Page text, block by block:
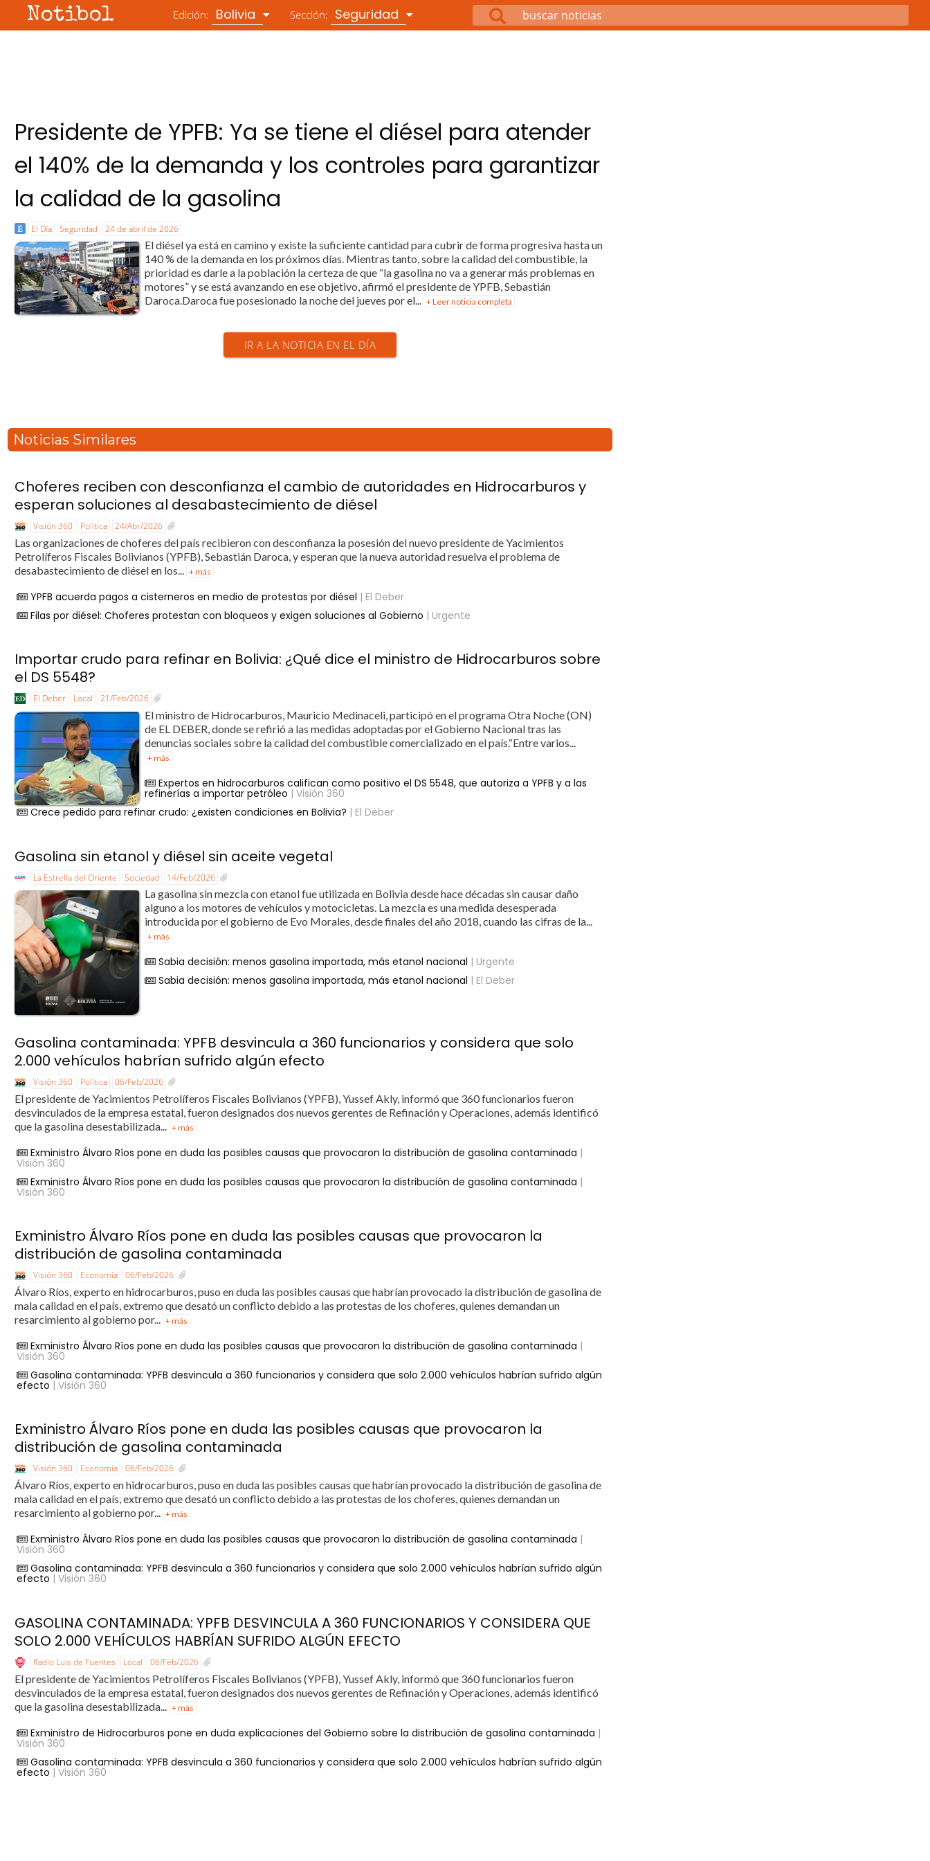
Notibol Edición: Bolivia Sección: Seguridad
Presidente de YPFB: Ya se tiene el diésel para atender
el 140% de la demanda y los controles para garantizar
la calidad de la gasolina
El Día Seguridad 24 de abril de 2026
El diésel ya está en camino y existe la suficiente cantidad para cubrir de forma progresiva hasta un
140 % de la demanda en los próximos días. Mientras tanto, sobre la calidad del combustible, la
prioridad es darle a la población la certeza de que “la gasolina no va a generar más problemas en
motores” y se está avanzando en ese objetivo, afirmó el presidente de YPFB, Sebastián
Daroca.Daroca fue posesionado la noche del jueves por el... + Leer noticia completa
IR A LA NOTICIA EN EL DÍA
Noticias Similares
Choferes reciben con desconfianza el cambio de autoridades en Hidrocarburos y
esperan soluciones al desabastecimiento de diésel
Visión 360 Política 24/Abr/2026
Las organizaciones de choferes del país recibieron con desconfianza la posesión del nuevo presidente de Yacimientos
Petrolíferos Fiscales Bolivianos (YPFB), Sebastián Daroca, y esperan que la nueva autoridad resuelva el problema de
desabastecimiento de diésel en los...
+ más
YPFB acuerda pagos a cisterneros en medio de protestas por diésel | El Deber
Filas por diésel: Choferes protestan con bloqueos y exigen soluciones al Gobierno | Urgente
Importar crudo para refinar en Bolivia: ¿Qué dice el ministro de Hidrocarburos sobre
el DS 5548?
El Deber Local 21/Feb/2026
El ministro de Hidrocarburos, Mauricio Medinaceli, participó en el programa Otra Noche (ON)
de EL DEBER, donde se refirió a las medidas adoptadas por el Gobierno Nacional tras las
denuncias sociales sobre la calidad del combustible comercializado en el país.“Entre varios...
+ más
Expertos en hidrocarburos califican como positivo el DS 5548, que autoriza a YPFB y a las
refinerías a importar petróleo | Visión 360
Crece pedido para refinar crudo: ¿existen condiciones en Bolivia? | El Deber
Gasolina sin etanol y diésel sin aceite vegetal
La Estrella del Oriente Sociedad 14/Feb/2026
La gasolina sin mezcla con etanol fue utilizada en Bolivia desde hace décadas sin causar daño
alguno a los motores de vehículos y motocicletas. La mezcla es una medida desesperada
introducida por el gobierno de Evo Morales, desde finales del año 2018, cuando las cifras de la...
+ más
Sabia decisión: menos gasolina importada, más etanol nacional | Urgente
Sabia decisión: menos gasolina importada, más etanol nacional | El Deber
Gasolina contaminada: YPFB desvincula a 360 funcionarios y considera que solo
2.000 vehículos habrían sufrido algún efecto
Visión 360 Política 06/Feb/2026
El presidente de Yacimientos Petrolíferos Fiscales Bolivianos (YPFB), Yussef Akly, informó que 360 funcionarios fueron
desvinculados de la empresa estatal, fueron designados dos nuevos gerentes de Refinación y Operaciones, además identificó
que la gasolina desestabilizada...
+ más
Exministro Álvaro Ríos pone en duda las posibles causas que provocaron la distribución de gasolina contaminada |
Visión 360
Exministro Álvaro Ríos pone en duda las posibles causas que provocaron la distribución de gasolina contaminada |
Visión 360
Exministro Álvaro Ríos pone en duda las posibles causas que provocaron la
distribución de gasolina contaminada
Visión 360 Economía 06/Feb/2026
Álvaro Ríos, experto en hidrocarburos, puso en duda las posibles causas que habrían provocado la distribución de gasolina de
mala calidad en el país, extremo que desató un conflicto debido a las protestas de los choferes, quienes demandan un
resarcimiento al gobierno por... + más
Exministro Álvaro Ríos pone en duda las posibles causas que provocaron la distribución de gasolina contaminada |
Visión 360
Gasolina contaminada: YPFB desvincula a 360 funcionarios y considera que solo 2.000 vehículos habrían sufrido algún
efecto | Visión 360
Exministro Álvaro Ríos pone en duda las posibles causas que provocaron la
distribución de gasolina contaminada
Visión 360 Economía 06/Feb/2026
Álvaro Ríos, experto en hidrocarburos, puso en duda las posibles causas que habrían provocado la distribución de gasolina de
mala calidad en el país, extremo que desató un conflicto debido a las protestas de los choferes, quienes demandan un
resarcimiento al gobierno por... + más
Exministro Álvaro Ríos pone en duda las posibles causas que provocaron la distribución de gasolina contaminada |
Visión 360
Gasolina contaminada: YPFB desvincula a 360 funcionarios y considera que solo 2.000 vehículos habrían sufrido algún
efecto | Visión 360
GASOLINA CONTAMINADA: YPFB DESVINCULA A 360 FUNCIONARIOS Y CONSIDERA QUE
SOLO 2.000 VEHÍCULOS HABRÍAN SUFRIDO ALGÚN EFECTO
Radio Luis de Fuentes Local 06/Feb/2026
El presidente de Yacimientos Petrolíferos Fiscales Bolivianos (YPFB), Yussef Akly, informó que 360 funcionarios fueron
desvinculados de la empresa estatal, fueron designados dos nuevos gerentes de Refinación y Operaciones, además identificó
que la gasolina desestabilizada...
+ más
Exministro de Hidrocarburos pone en duda explicaciones del Gobierno sobre la distribución de gasolina contaminada |
Visión 360
Gasolina contaminada: YPFB desvincula a 360 funcionarios y considera que solo 2.000 vehículos habrían sufrido algún
efecto | Visión 360